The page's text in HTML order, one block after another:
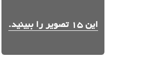
این 15 تصویر را ببینید.